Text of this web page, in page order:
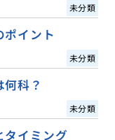
未分類
イント
未分類
科？
未分類
タイミング